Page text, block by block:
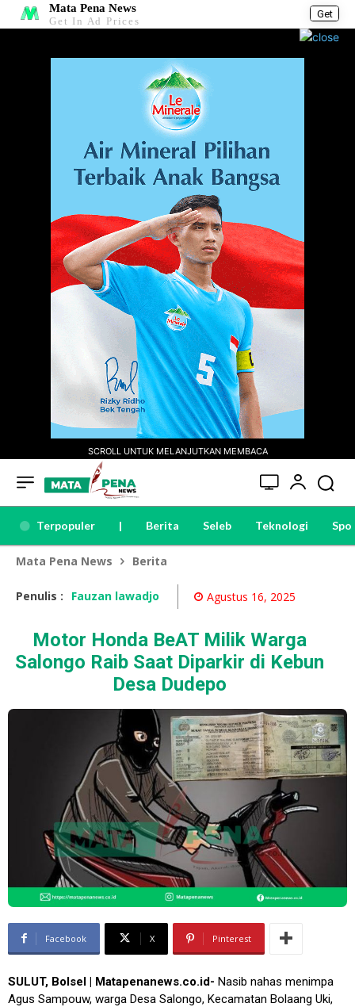
Get
Mata Pena News
Get In Ad Prices
SCROLL UNTUK MELANJUTKAN MEMBACA
Terpopuler | Berita Seleb Teknologi
Mata Pena News Berita
Penulis : Fauzan lawadjo Agustus 16, 2025
Motor Honda BeAT Milik Warga
Salongo Raib Saat Diparkir di Kebun
Desa Dudepo
Facebook X Pinterest
SULUT, Bolsel | Matapenanews.co.id- Nasib nahas menimpa
Agus Sampouw, warga Desa Salongo, Kecamatan Bolaang Uki,